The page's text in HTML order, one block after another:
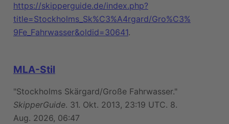
https://skipperguide.de/index.php?
title=Stockholms_Sk%C3%A4rgard/Gro%C3%
9Fe_Fahrwasser&oldid=30641.
MLA-Stil
"Stockholms Skärgard/Große Fahrwasser."
SkipperGuide. 31. Okt. 2013, 23:19 UTC. 8.
Aug. 2026, 06:47